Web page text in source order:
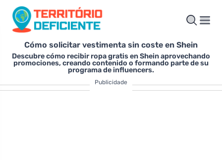
Cómo solicitar vestimenta sin coste en Shein
Descubre cómo recibir ropa gratis en Shein aprovechando
promociones, creando contenido o formando parte de su
programa de influencers.
Publicidade